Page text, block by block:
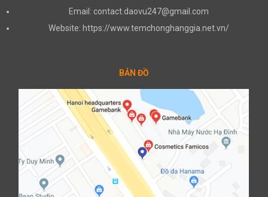
Email: contact.daovu247@gmail.com
Website: https://www.temchonghanggia.net.vn/
BẢN ĐỒ